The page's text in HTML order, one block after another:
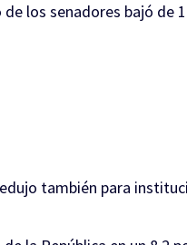
los senadores bajó de
también para